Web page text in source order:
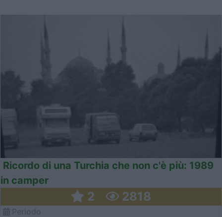
Ricordo di una Turchia che non c'è più: 1989
in camper
2 2818